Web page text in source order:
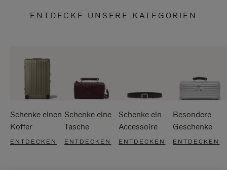
ENTDECKE UNSERE KATEGORIEN
Schenke einen
Koffer
ENTDECKEN
Schenke eine
Tasche
ENTDECKEN
Schenke ein
Accessoire
ENTDECKEN
Besondere
Geschenke
ENTDECKEN